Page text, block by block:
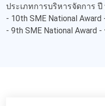
ประเภทการบริหารจัดการ ปี
- 10th SME National
- 9th SME National Award